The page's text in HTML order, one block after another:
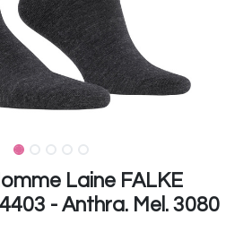
Laine FALKE
- Anthra. Mel. 3080